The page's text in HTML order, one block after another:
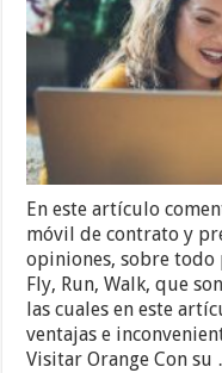
En este artículo
móvil de contrato y
opiniones, sobre todo
Fly, Run, Walk, que
las cuales en este
ventajas e
Visitar Orange Con